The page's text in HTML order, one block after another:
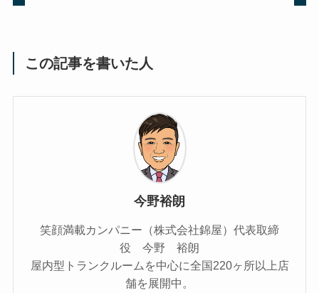
この記事を書いた人
今野裕朗
笑顔満載カンパニー（株式会社錦屋）代表取締
役 今野 裕朗
屋内型トランクルームを中心に全国220ヶ所以上店
舗を展開中。